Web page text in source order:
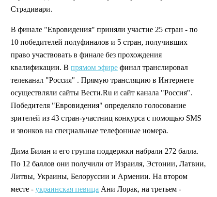
Страдивари.
В финале "Евровидения" приняли участие 25 стран - по
10 победителей полуфиналов и 5 стран, получивших
право участвовать в финале без прохождения
квалификации. В прямом эфире финал транслировал
телеканал "Россия" . Прямую трансляцию в Интернете
осуществляли сайты Вести.Ru и сайт канала "Россия".
Победителя "Евровидения" определяло голосование
зрителей из 43 стран-участниц конкурса с помощью SMS
и звонков на специальные телефонные номера.
Дима Билан и его группа поддержки набрали 272 балла.
По 12 баллов они получили от Израиля, Эстонии, Латвии,
Литвы, Украины, Белоруссии и Армении. На втором
месте - украинская певица Ани Лорак, на третьем -